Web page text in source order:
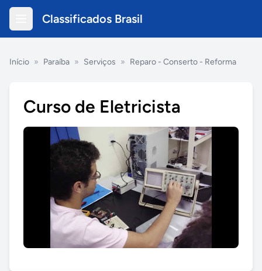
Classificados Brasil
Início » Paraíba » Serviços » Reparo - Conserto - Reforma
Curso de Eletricista